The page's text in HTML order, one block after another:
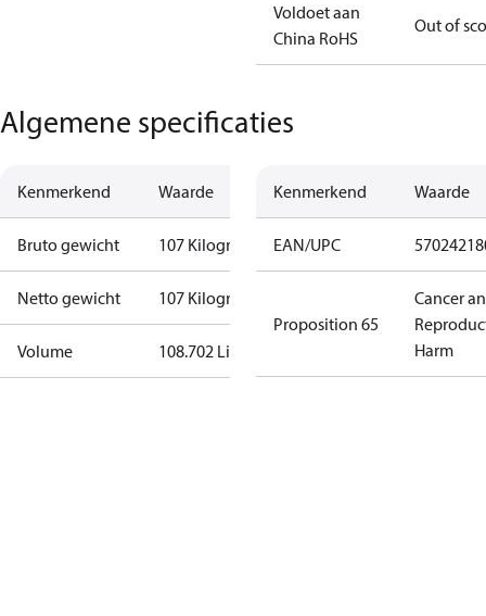
Voldoet aan
China RoHS
Out of
Algemene specificaties
Kenmerkend Waarde
Bruto gewicht 107 Kilogram
Netto gewicht 107 Kilogram
Volume 108.702 Liter
Kenmerkend Waarde
EAN/UPC
Proposition 65
Cancer
Harm